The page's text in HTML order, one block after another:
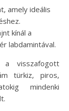
amely ideális
kínál a
labdamintával.
a visszafogott
türkiz, piros,
mindenki